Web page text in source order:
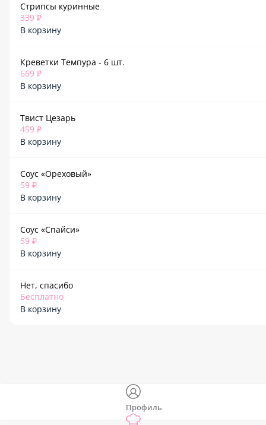
Стрипсы куринные
339 ₽
В корзину
Креветки Темпура - 6 шт.
669 ₽
В корзину
Твист Цезарь
459 ₽
В корзину
Соус «Ореховый»
59 ₽
В корзину
Соус «Спайси»
59 ₽
В корзину
Нет, спасибо
Бесплатно
В корзину
Профиль